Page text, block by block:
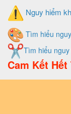
Nguy hiểm
Tìm hiểu
Tìm hiểu
Cam Kết